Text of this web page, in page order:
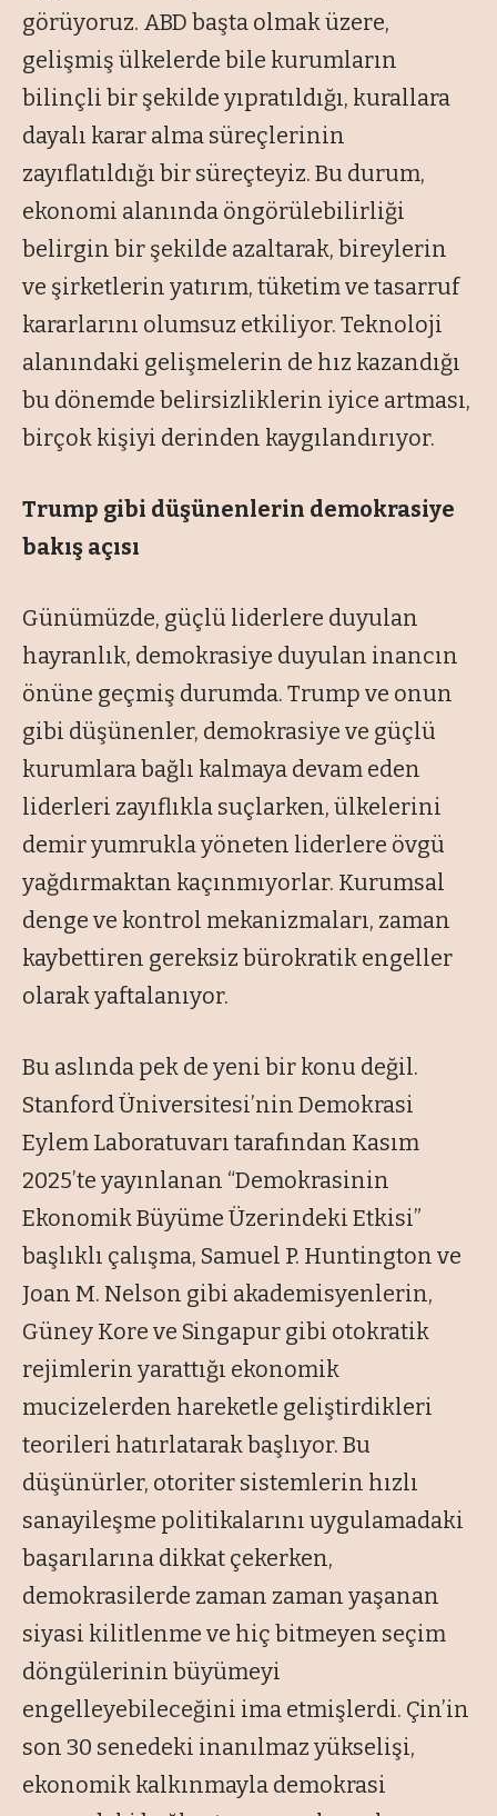
görüyoruz. ABD başta olmak üzere,
gelişmiş ülkelerde bile kurumların
bilinçli bir şekilde yıpratıldığı, kurallara
dayalı karar alma süreçlerinin
zayıflatıldığı bir süreçteyiz. Bu durum,
ekonomi alanında öngörülebilirliği
belirgin bir şekilde azaltarak, bireylerin
ve şirketlerin yatırım, tüketim ve tasarruf
kararlarını olumsuz etkiliyor. Teknoloji
alanındaki gelişmelerin de hız kazandığı
bu dönemde belirsizliklerin iyice artması,
birçok kişiyi derinden kaygılandırıyor.
Trump gibi düşünenlerin demokrasiye
bakış açısı
Günümüzde, güçlü liderlere duyulan
hayranlık, demokrasiye duyulan inancın
önüne geçmiş durumda. Trump ve onun
gibi düşünenler, demokrasiye ve güçlü
kurumlara bağlı kalmaya devam eden
liderleri zayıflıkla suçlarken, ülkelerini
demir yumrukla yöneten liderlere övgü
yağdırmaktan kaçınmıyorlar. Kurumsal
denge ve kontrol mekanizmaları, zaman
kaybettiren gereksiz bürokratik engeller
olarak yaftalanıyor.
Bu aslında pek de yeni bir konu değil.
Stanford Üniversitesi’nin Demokrasi
Eylem Laboratuvarı tarafından Kasım
2025’te yayınlanan “Demokrasinin
Ekonomik Büyüme Üzerindeki Etkisi”
başlıklı çalışma, Samuel P. Huntington ve
Joan M. Nelson gibi akademisyenlerin,
Güney Kore ve Singapur gibi otokratik
rejimlerin yarattığı ekonomik
mucizelerden hareketle geliştirdikleri
teorileri hatırlatarak başlıyor. Bu
düşünürler, otoriter sistemlerin hızlı
sanayileşme politikalarını uygulamadaki
başarılarına dikkat çekerken,
demokrasilerde zaman zaman yaşanan
siyasi kilitlenme ve hiç bitmeyen seçim
döngülerinin büyümeyi
engelleyebileceğini ima etmişlerdi. Çin’in
son 30 senedeki inanılmaz yükselişi,
ekonomik kalkınmayla demokrasi